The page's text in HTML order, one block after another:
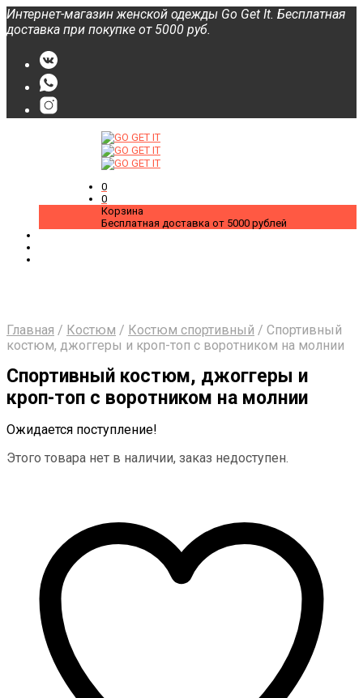
Интернет-магазин женской одежды Go Get It. Бесплатная
доставка при покупке от 5000 руб.
Категории
Новости
0
0
Корзина
Бесплатная доставка от 5000 рублей
Главная / Костюм / Костюм спортивный / Спортивный
костюм, джоггеры и кроп-топ с воротником на молнии
Спортивный костюм, джоггеры и
кроп-топ с воротником на молнии
Ожидается поступление!
Этого товара нет в наличии, заказ недоступен.